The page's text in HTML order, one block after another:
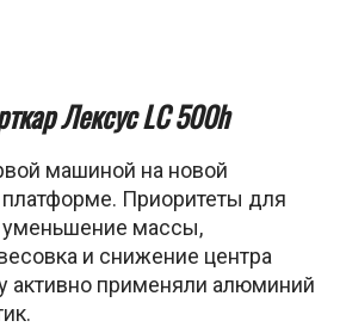
Лексус LC 500h
машиной на новой
Приоритеты для
уменьшение массы,
и снижение центра
активно применяли алюминий